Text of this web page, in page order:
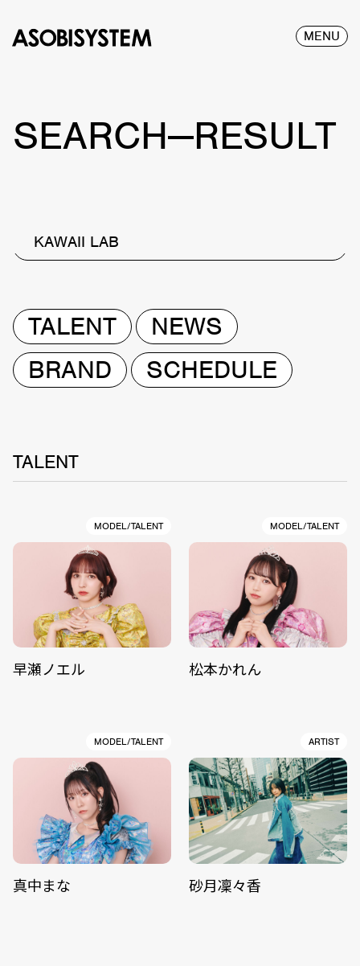
MENU
SEARCH—RESULT
KAWAII LAB
TALENT
NEWS
BRAND
SCHEDULE
TALENT
MODEL/TALENT
早瀬ノエル
MODEL/TALENT
松本かれん
MODEL/TALENT
真中まな
ARTIST
砂月凜々香